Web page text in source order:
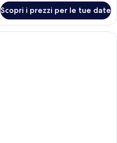
Scopri i prezzi per le tue date